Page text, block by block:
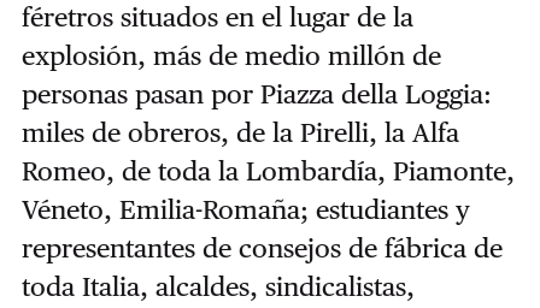
féretros situados en el lugar de la
explosión, más de medio millón de
personas pasan por Piazza della Loggia:
miles de obreros, de la Pirelli, la Alfa
Romeo, de toda la Lombardía, Piamonte,
Véneto, Emilia-Romaña; estudiantes y
representantes de consejos de fábrica de
toda Italia, alcaldes, sindicalistas,